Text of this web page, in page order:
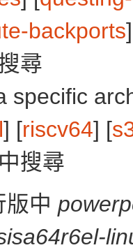
backports
尋
specific
] [riscv64] [
中搜尋
版中